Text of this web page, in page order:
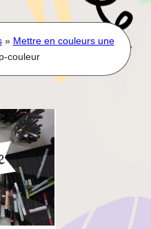
» Mettre en couleurs une
couleur